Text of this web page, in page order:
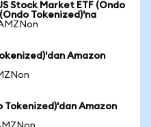
Stock Market ETF (Ondo
Tokenized)'na
Amazon
Tokenized)'dan Amazon